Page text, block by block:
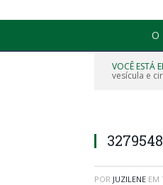
O
VOCÊ ESTÁ
vesícula e
POR JUZILENE EM